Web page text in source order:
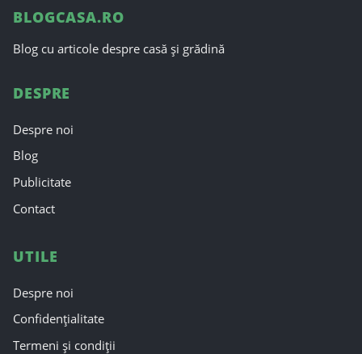
BLOGCASA.RO
Blog cu articole despre casă și grădină
DESPRE
Despre noi
Blog
Publicitate
Contact
UTILE
Despre noi
Confidențialitate
Termeni și condiții